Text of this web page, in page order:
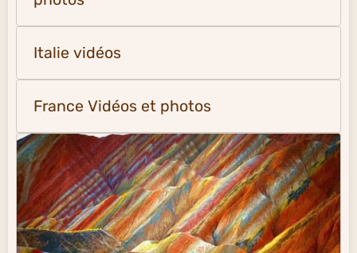
Italie vidéos
France Vidéos et photos